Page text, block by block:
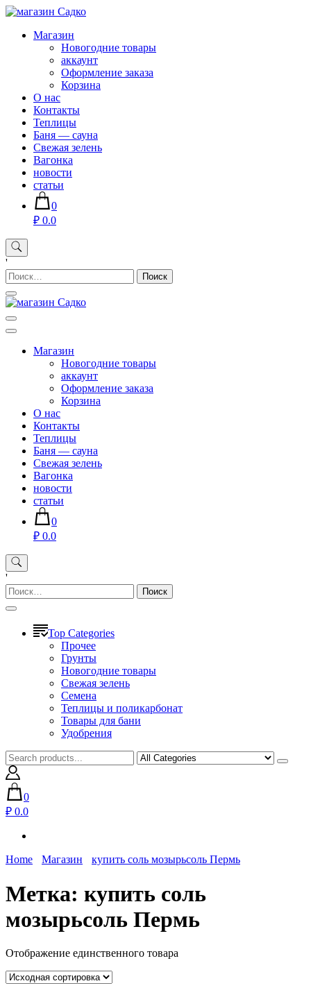
Skip
content
Магазин хозяйственных товаров для дома сада огорода —
sadko59.ru
Магазин
Новогодние товары
аккаунт
Оформление заказа
Корзина
О нас
Контакты
Теплицы
Баня — сауна
Свежая зелень
Вагонка
новости
статьи
0
₽ 0.0
'
Найти:
Магазин
Новогодние товары
аккаунт
Оформление заказа
Корзина
О нас
Контакты
Теплицы
Баня — сауна
Свежая зелень
Вагонка
новости
статьи
0
₽ 0.0
'
Найти:
Top Categories
Прочее
Грунты
Новогодние товары
Свежая зелень
Семена
Теплицы и поликарбонат
Товары для бани
Удобрения
0
₽ 0.0
Home Магазин купить соль мозырьсоль Пермь
Метка: купить соль
мозырьсоль Пермь
Отображение единственного товара